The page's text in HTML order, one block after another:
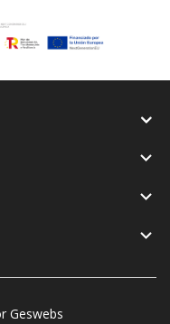



Geswebs